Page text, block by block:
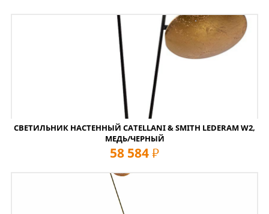
СВЕТИЛЬНИК НАСТЕННЫЙ CATELLANI & SMITH LEDERAM W2,
МЕДЬ/ЧЕРНЫЙ
58 584 руб